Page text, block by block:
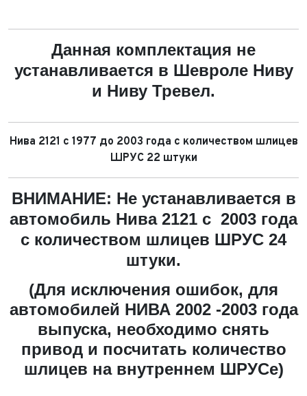
Данная комплектация не
устанавливается в Шевроле Ниву
и Ниву Тревел.
Нива 2121 с 1977 до 2003 года с количеством шлицев
ШРУС 22 штуки
ВНИМАНИЕ: Не устанавливается в
автомобиль Нива 2121 с 2003 года
с количеством шлицев ШРУС 24
штуки.
(Для исключения ошибок, для
автомобилей НИВА 2002 -2003 года
выпуска, необходимо снять
привод и посчитать количество
шлицев на внутреннем ШРУСе)
Телефон*
Тема сообщения
Ваш город
Для Вашего удобства мы перезвоним Вам в рабочее
время, если будем знать Ваш часовой пояс.
персональных данных
Отправить
E-mail*
Ваш город*
Марка и Модель*
Год выпуска*
Пробег*
Количество владельцев
Принимаю условиясоглашенияоб обработке
персональных данных
Отправить
Телефон*
Марка и Модель
Год выпуска
Пробег
Количество владельцев
Принимаю условиясоглашения
персональных данных
Отправить
Ваше сообщение отправлено!